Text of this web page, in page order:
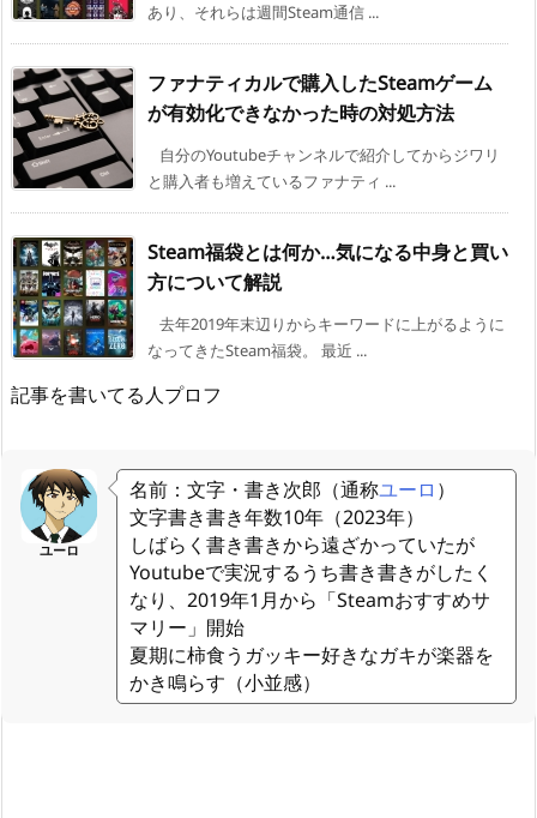
あり、それらは週間Steam通信 ...
ファナティカルで購入したSteamゲーム
が有効化できなかった時の対処方法
自分のYoutubeチャンネルで紹介してからジワリ
と購入者も増えているファナティ ...
Steam福袋とは何か…気になる中身と買い
方について解説
去年2019年末辺りからキーワードに上がるように
なってきたSteam福袋。 最近 ...
記事を書いてる人プロフ
ユーロ
名前：文字・書き次郎（通称ユーロ ）
文字書き書き年数10年（2023年）
しばらく書き書きから遠ざかっていたが
Youtubeで実況するうち書き書きがしたく
なり、2019年1月から「Steamおすすめサ
マリー」開始
夏期に柿食うガッキー好きなガキが楽器を
かき鳴らす（小並感）